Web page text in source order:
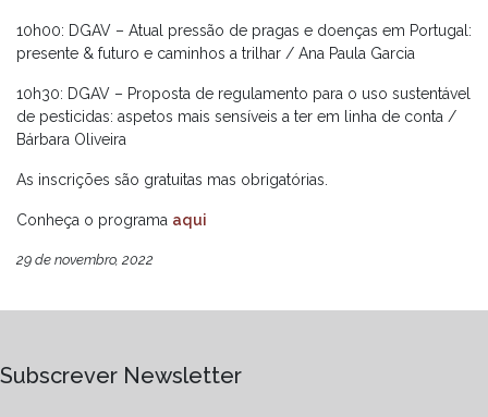
10h00: DGAV – Atual pressão de pragas e doenças em Portugal:
presente & futuro e caminhos a trilhar / Ana Paula Garcia
10h30: DGAV – Proposta de regulamento para o uso sustentável
de pesticidas: aspetos mais sensíveis a ter em linha de conta /
Bárbara Oliveira
As inscrições são gratuitas mas obrigatórias.
Conheça o programa aqui
29 de novembro, 2022
Subscrever Newsletter